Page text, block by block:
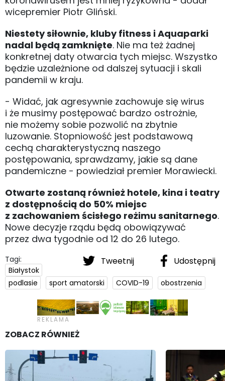
wicepremier Piotr Gliński.
Niestety siłownie, kluby fitness i Aquaparki
nadal będą zamknięte. Nie ma też żadnej
konkretnej daty otwarcia tych miejsc. Wszystko
będzie uzależnione od dalszej sytuacji i skali
pandemii w kraju.
- Widać, jak agresywnie zachowuje się wirus
i że musimy postępować bardzo ostrożnie,
nie możemy sobie pozwolić na zbytnie
luzowanie. Stopniowość jest podstawową
cechą charakterystyczną naszego
postępowania, sprawdzamy, jakie są dane
pandemiczne - powiedział premier Morawiecki.
Otwarte zostaną również hotele, kina i teatry
z dostępnością do 50% miejsc
z zachowaniem ścisłego reżimu sanitarnego.
Nowe decyzje rządu będą obowiązywać
przez dwa tygodnie od 12 do 26 lutego.
Tweetnij Udostępnij
Tagi:
Białystok
podlasie
sport amatorski COVID-19 obostrzenia
ZOBACZ RÓWNIEŻ